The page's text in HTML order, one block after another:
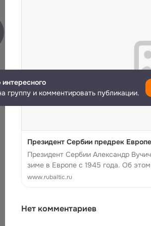
Президент Сербии предрек
Президент Сербии Александр
зиме в Европе с 1945 года. Об
парламента.
www.rubaltic.ru
Нет комментариев
группу и комментировать публикации.